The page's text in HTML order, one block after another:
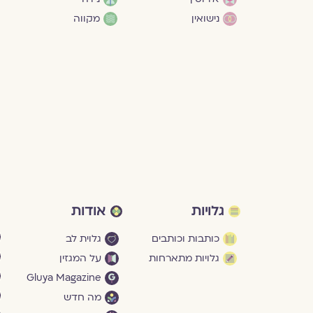
נישואין
מקווה
גלויות
כותבות וכותבים
גלויות מתארחות
אודות
גלוית לב
על המגזין
Gluya Magazine
מה חדש